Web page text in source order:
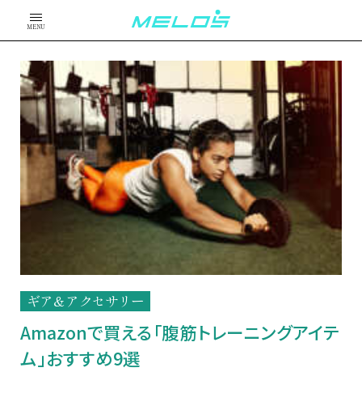
MENU
ギア＆アクセサリー
Amazonで買える「腹筋トレーニングアイテ
ム」おすすめ9選